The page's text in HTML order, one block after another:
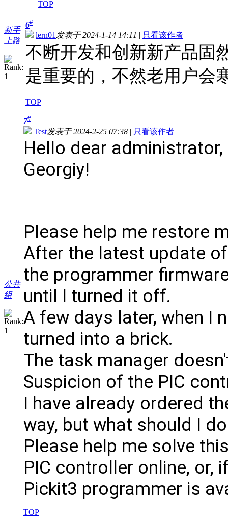
TOP
新手
上路
6#
lern01 发表于 2024-1-14 14:11 | 只看该作者
不断开发和创新新产品固
是重要的，不然老用户会
TOP
公共
组
7#
Test发表于 2024-2-25 07:38 | 只看该作者
Hello dear
Georgiy!
Please help me restore
After the latest update
the programmer
until I turned it off.
A few days later, when I
turned into a brick.
The task manager
Suspicion of the PIC
I have already ordered
way, but what should I
Please help me solve
PIC controller online, or,
Pickit3 programmer is
TOP